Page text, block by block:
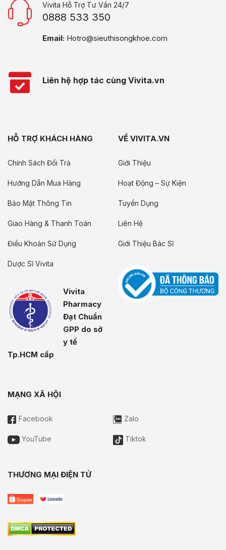
Vivita Hỗ Trợ Tư Vấn 24/7
0888 533 350
Email: Hotro@sieuthisongkhoe.com
Liên hệ hợp tác cùng Vivita.vn
HỖ TRỢ KHÁCH HÀNG
Chính Sách Đổi Trả
Hướng Dẫn Mua Hàng
Bảo Mật Thông Tin
Giao Hàng & Thanh Toán
Điều Khoản Sử Dụng
Dược Sĩ Vivita
Vivita
Pharmacy
Đạt Chuẩn
GPP do sở
y tế
Tp.HCM cấp
VỀ VIVITA.VN
Giới Thiệu
Hoạt Động – Sự Kiện
Tuyển Dụng
Liên Hệ
Giới Thiệu Bác Sĩ
MẠNG XÃ HỘI
Facebook Zalo
YouTube Tiktok
THƯƠNG MẠI ĐIỆN TỬ